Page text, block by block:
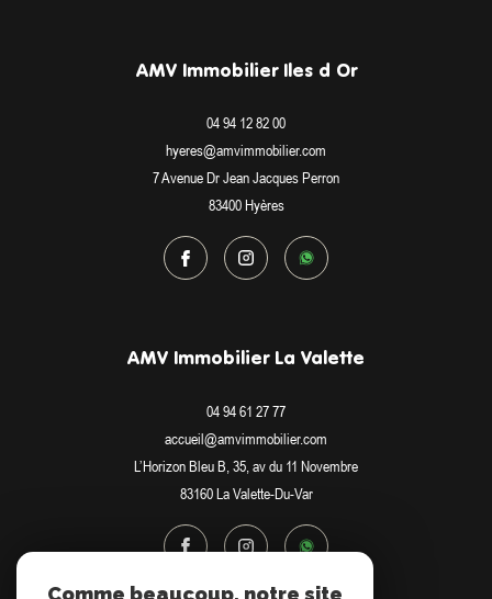
AMV Immobilier Iles d Or
04 94 12 82 00
hyeres@amvimmobilier.com
7 Avenue Dr Jean Jacques Perron
83400
Hyères
AMV Immobilier La Valette
04 94 61 27 77
accueil@amvimmobilier.com
L’Horizon Bleu B, 35, av du 11 Novembre
83160 La Valette-Du-Var
Comme beaucoup, notre site